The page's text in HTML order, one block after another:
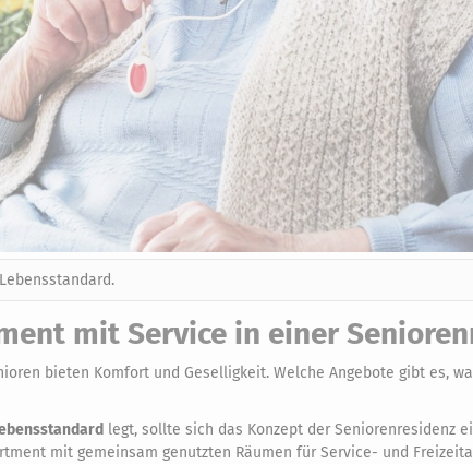
mit Service in einer
bieten Komfort und Geselligkeit. Welche Angebote gibt es,
legt, sollte sich das Konzept der Seniorenresidenz
mit gemeinsam genutzten Räumen für Service- und